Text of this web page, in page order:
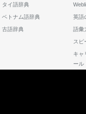
タイ語辞典
ベトナム語辞典
古語辞典
英語
語彙
スピ
キャ
ール